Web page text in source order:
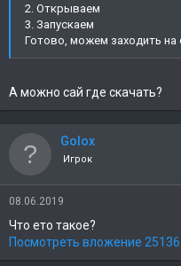
2. Открываем
3. Запускаем
Готово, можем заходить на
А можно сай где скачать?
Golox
Игрок
08.06.2019
Что ето такое?
Посмотреть вложение 25136